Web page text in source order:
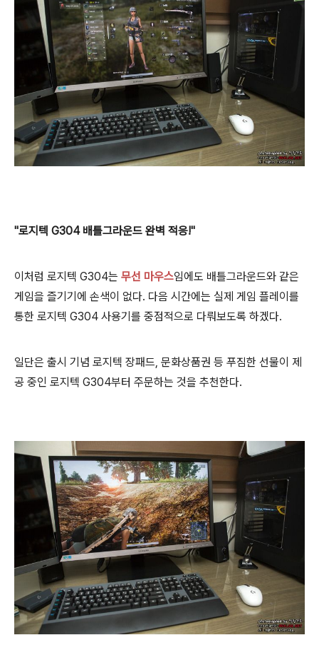
"로지텍 G304 배틀그라운드 완벽 적응!"
이처럼 로지텍 G304는 무선 마우스임에도 배틀그라운드와 같은
게임을 즐기기에 손색이 없다. 다음 시간에는 실제 게임 플레이를
통한 로지텍 G304 사용기를 중점적으로 다뤄보도록 하겠다.
일단은 출시 기념 로지텍 장패드, 문화상품권 등 푸짐한 선물이 제
공 중인 로지텍 G304부터 주문하는 것을 추천한다.